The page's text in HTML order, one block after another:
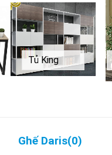
Tủ King
Ghế Daris(0)